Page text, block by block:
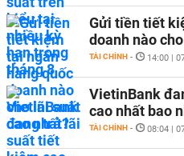
Gửi tiền tiết
doanh nào
TÀI CHÍNH - 14:00 |
VietinBank
cao nhất bao
TÀI CHÍNH - 08:04 |